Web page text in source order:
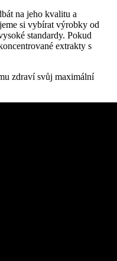
na jeho kvalitu a
si vybírat výrobky od
standardy. Pokud
extrakty s
zdraví svůj maximální